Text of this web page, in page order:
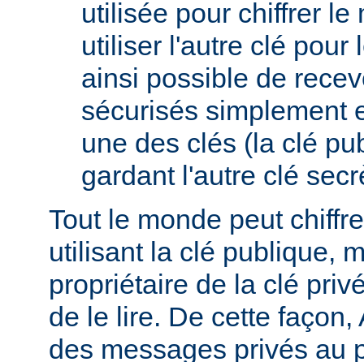
utilisée pour chiffrer le
utiliser l'autre clé pour
ainsi possible de
sécurisés simplement
une des clés (la clé
gardant l'autre clé
Tout le monde peut
utilisant la clé publique,
propriétaire de la clé
de le lire. De cette façon,
des messages privés au